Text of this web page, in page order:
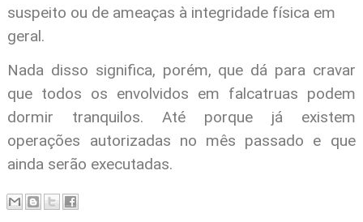
suspeito ou de ameaças à integridade física em
geral.
Nada disso significa, porém, que dá para cravar
que todos os envolvidos em falcatruas podem
dormir tranquilos. Até porque já existem
operações autorizadas no mês passado e que
ainda serão executadas.